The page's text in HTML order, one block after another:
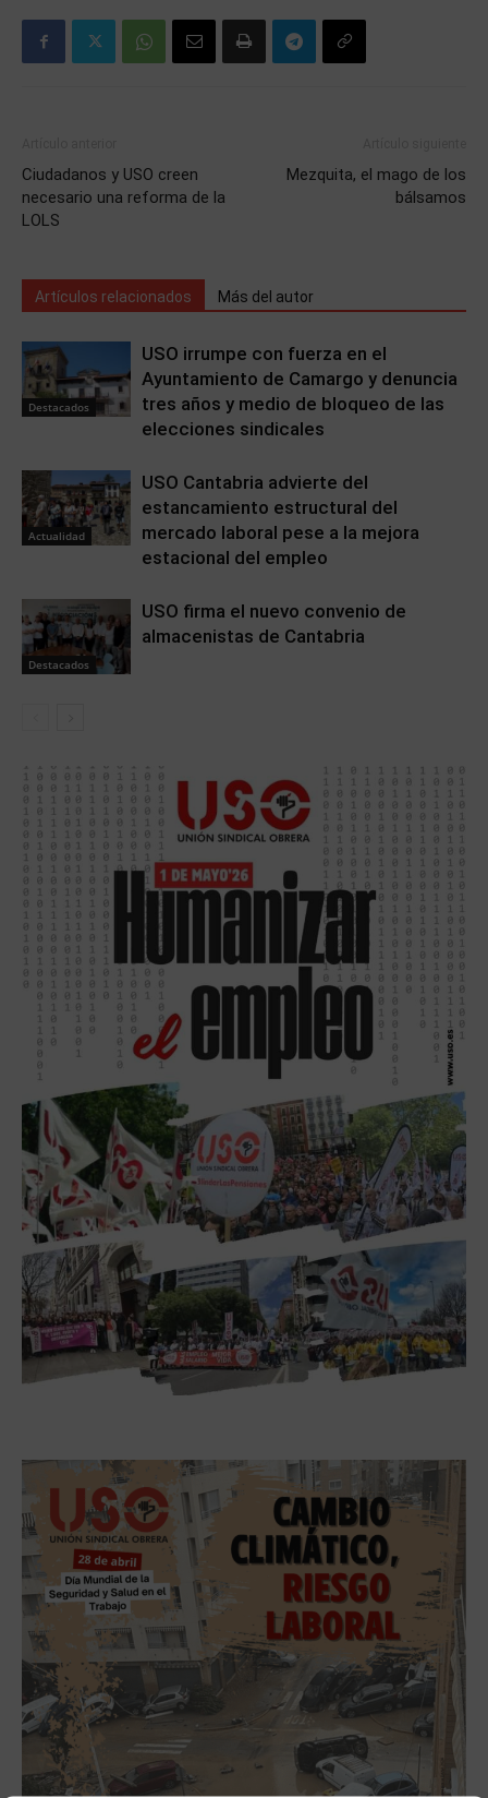
Ciudadanos y USO creen
necesario una reforma de la
LOLS
Mezquita, el mago de los
bálsamos
Artículos relacionados Más del autor
Destacados
USO irrumpe con fuerza en el
Ayuntamiento de Camargo y denuncia
tres años y medio de bloqueo de las
elecciones sindicales
Actualidad
USO Cantabria advierte del
estancamiento estructural del
mercado laboral pese a la mejora
estacional del empleo
Destacados
USO firma el nuevo convenio de
almacenistas de Cantabria